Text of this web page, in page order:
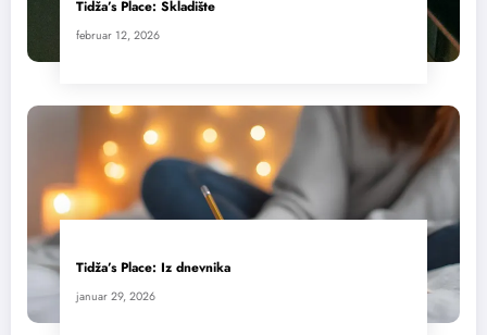
Tidža’s Place: Skladište
februar 12, 2026
Tidža’s Place: Iz dnevnika
januar 29, 2026